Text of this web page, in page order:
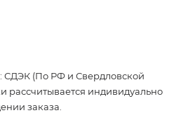
СДЭК (По РФ и Свердловской
рассчитывается индивидуально
заказа.